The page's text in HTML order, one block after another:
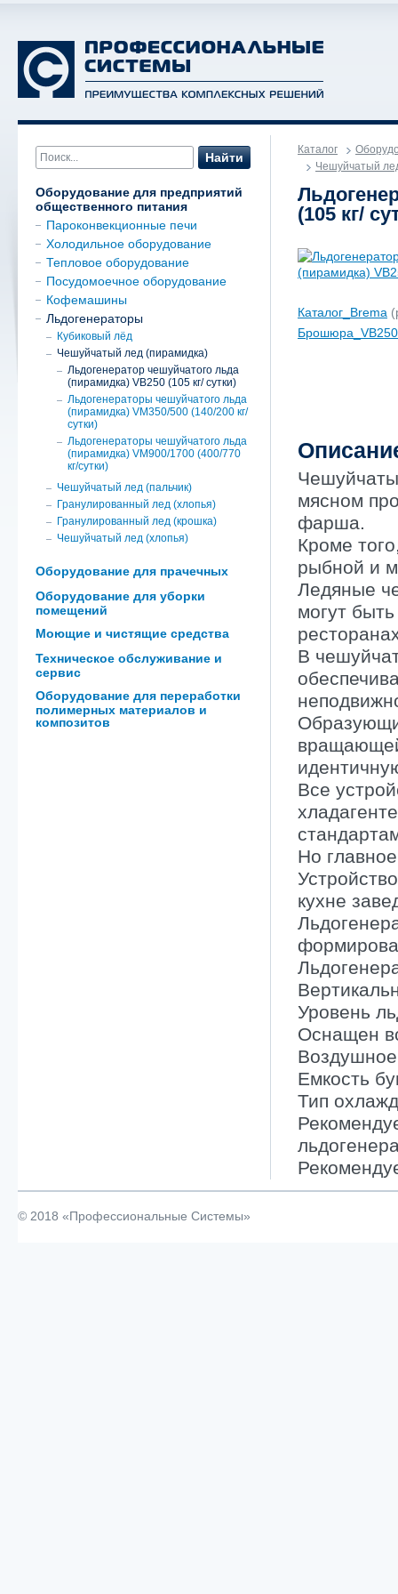
Найти
Оборудование для предприятий
общественного питания
Пароконвекционные печи
Холодильное оборудование
Тепловое оборудование
Посудомоечное оборудование
Кофемашины
Льдогенераторы
Кубиковый лёд
Чешуйчатый лед (пирамидка)
Льдогенератор чешуйчатого льда
(пирамидка) VB250 (105 кг/ сутки)
Льдогенераторы чешуйчатого льда
(пирамидка) VM350/500 (140/200 кг/
сутки)
Льдогенераторы чешуйчатого льда
(пирамидка) VM900/1700 (400/770
кг/сутки)
Чешуйчатый лед (пальчик)
Гранулированный лед (хлопья)
Гранулированный лед (крошка)
Чешуйчатый лед (хлопья)
Оборудование для прачечных
Оборудование для уборки
помещений
Моющие и чистящие средства
Техническое обслуживание и
сервис
Оборудование для переработки
полимерных материалов и
композитов
Каталог
Чешуйчатый
(105 кг/
Каталог_Brema
Брошюра_VB250
мясном
фарша.
Кроме
рыбной и
Ледяные
могут
В
Все
Но
кухне
Уровень
Оснащен
Емкость
Тип
© 2018 «Профессиональные Системы»